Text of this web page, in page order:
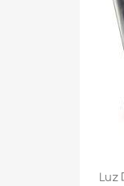
Luz